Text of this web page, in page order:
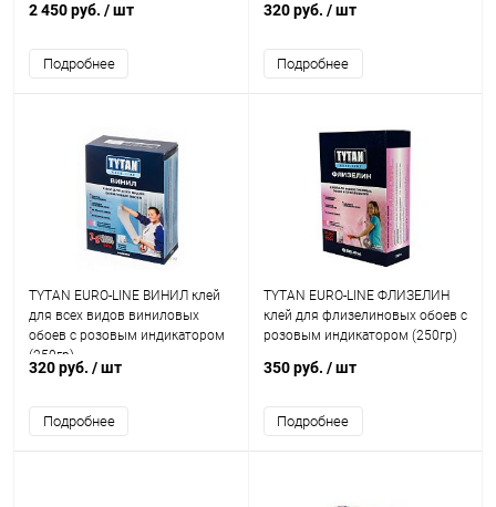
2 450 руб. / шт
Подробнее
320 руб. / шт
Подробнее
TYTAN EURO-LINE ВИНИЛ клей
для всех видов виниловых
обоев с розовым индикатором
(250гр)
320 руб. / шт
Подробнее
TYTAN EURO-LINE ФЛИЗЕЛИН
клей для флизелиновых обоев с
розовым индикатором (250гр)
350 руб. / шт
Подробнее